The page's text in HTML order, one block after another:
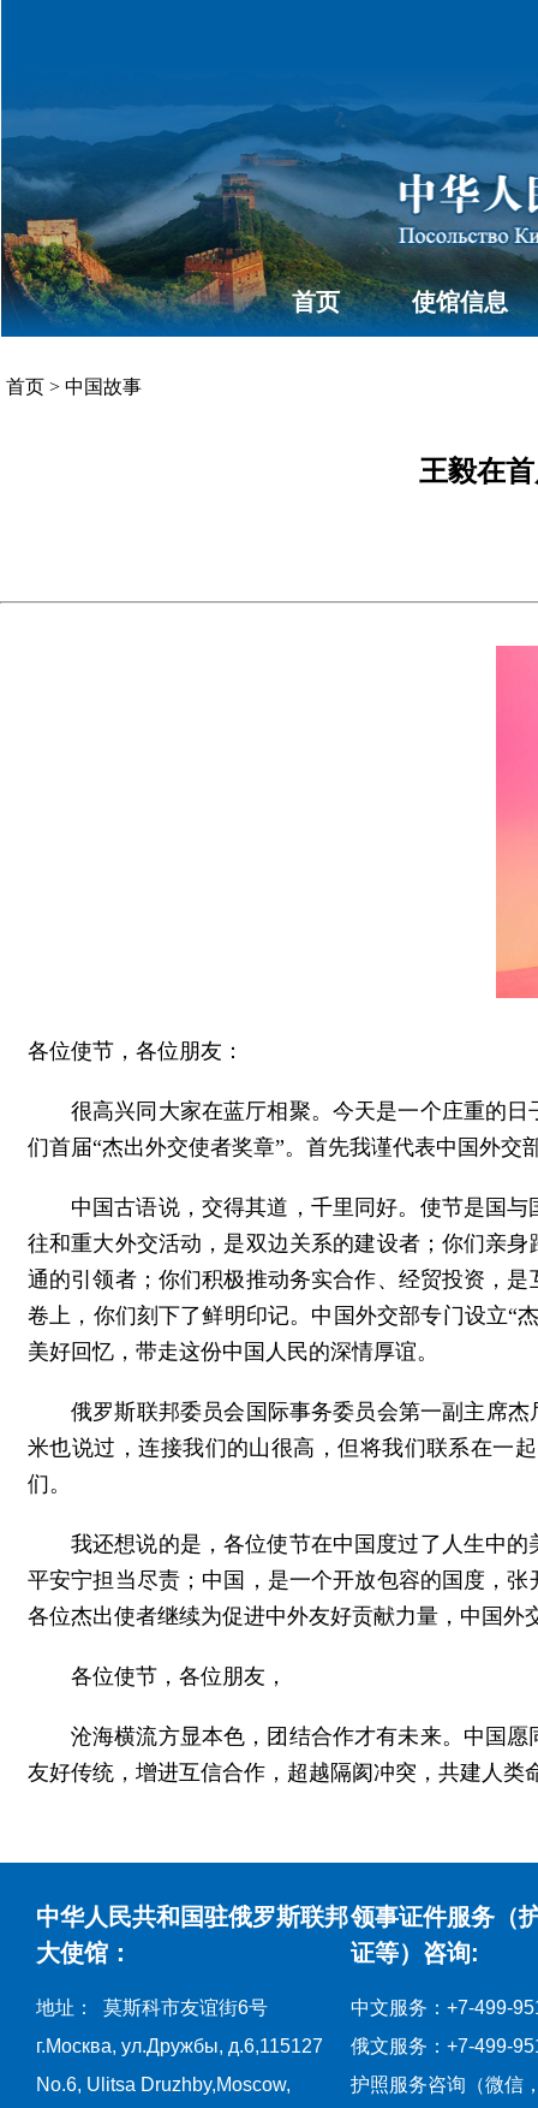
首页 使馆信息
首页 > 中国故事
王毅在
各位使节，各位朋友：
很高兴同大家在蓝厅相聚。今天是一个庄重的
们首届“杰出外交使者奖章”。首先我谨代表中国外
中国古语说，交得其道，千里同好。使节是国
往和重大外交活动，是双边关系的建设者；你们亲
通的引领者；你们积极推动务实合作、经贸投资，
卷上，你们刻下了鲜明印记。中国外交部专门设立“
美好回忆，带走这份中国人民的深情厚谊。
俄罗斯联邦委员会国际事务委员会第一副主席
米也说过，连接我们的山很高，但将我们联系在一
们。
我还想说的是，各位使节在中国度过了人生中
平安宁担当尽责；中国，是一个开放包容的国度，
各位杰出使者继续为促进中外友好贡献力量，中国
各位使节，各位朋友，
沧海横流方显本色，团结合作才有未来。中国
友好传统，增进互信合作，超越隔阂冲突，共建人
中华人民共和国驻俄罗斯联邦
大使馆：
地址： 莫斯科市友谊街6号
г.Москва, ул.Дружбы, д.6,115127
No.6, Ulitsa Druzhby,Moscow,
领事证件服务（
证等）咨询:
中文服务：+7-499-
俄文服务：+7-499-
护照服务咨询（微信